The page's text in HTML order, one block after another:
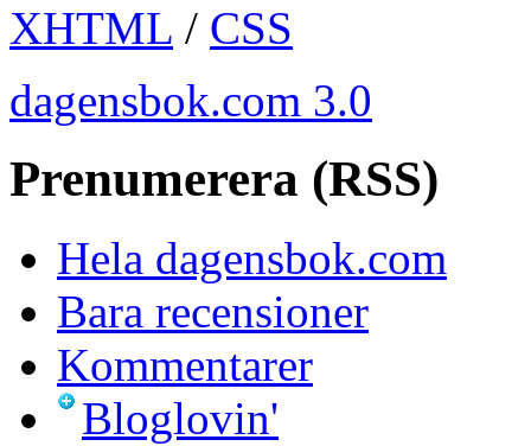
XHTML / CSS
dagensbok.com 3.0
Prenumerera (RSS)
Hela dagensbok.com
Bara recensioner
Kommentarer
Bloglovin'